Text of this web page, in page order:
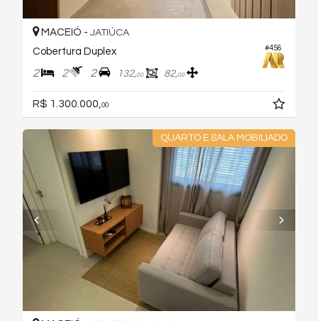
#456
MACEIÓ - JATIÚCA
Cobertura Duplex
2 2 2 132,00 82,00
R$ 1.300.000, 00
QUARTO E SALA MOBILIADO